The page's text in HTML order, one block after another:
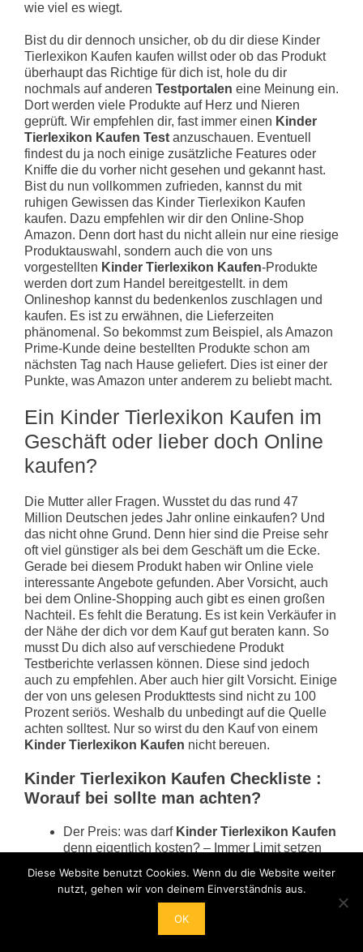
wie viel es wiegt.
Bist du dir dennoch unsicher, ob du dir diese Kinder
Tierlexikon Kaufen kaufen willst oder ob das Produkt
überhaupt das Richtige für dich ist, hole du dir
nochmals auf anderen Testportalen eine Meinung ein.
Dort werden viele Produkte auf Herz und Nieren
geprüft. Wir empfehlen dir, fast immer einen Kinder
Tierlexikon Kaufen Test anzuschauen. Eventuell
findest du ja noch einige zusätzliche Features oder
Kniffe die du vorher nicht gesehen und gekannt hast.
Bist du nun vollkommen zufrieden, kannst du mit
ruhigen Gewissen das Kinder Tierlexikon Kaufen
kaufen. Dazu empfehlen wir dir den Online-Shop
Amazon. Denn dort hast du nicht allein nur eine riesige
Produktauswahl, sondern auch die von uns
vorgestellten Kinder Tierlexikon Kaufen-Produkte
werden dort zum Handel bereitgestellt. in dem
Onlineshop kannst du bedenkenlos zuschlagen und
kaufen. Es ist zu erwähnen, die Lieferzeiten
phänomenal. So bekommst zum Beispiel, als Amazon
Prime-Kunde deine bestellten Produkte schon am
nächsten Tag nach Hause geliefert. Dies ist einer der
Punkte, was Amazon unter anderem zu beliebt macht.
Ein Kinder Tierlexikon Kaufen im
Geschäft oder lieber doch Online
kaufen?
Die Mutter aller Fragen. Wusstet du das rund 47
Million Deutschen jedes Jahr online einkaufen? Und
das nicht ohne Grund. Denn hier sind die Preise sehr
oft viel günstiger als bei dem Geschäft um die Ecke.
Gerade bei diesem Produkt haben wir Online viele
interessante Angebote gefunden. Aber Vorsicht, auch
bei dem Online-Shopping auch gibt es einen großen
Nachteil. Es fehlt die Beratung. Es ist kein Verkäufer in
der Nähe der dich vor dem Kauf gut beraten kann. So
musst Du dich also auf verschiedene Produkt
Testberichte verlassen können. Diese sind jedoch
auch zu empfehlen. Aber auch hier gilt Vorsicht. Einige
der von uns gelesen Produkttests sind nicht zu 100
Prozent seriös. Weshalb du unbedingt auf die Quelle
achten solltest. Nur so wirst du den Kauf von einem
Kinder Tierlexikon Kaufen nicht bereuen.
Kinder Tierlexikon Kaufen Checkliste :
Worauf bei sollte man achten?
Der Preis: was darf Kinder Tierlexikon Kaufen
denn eigentlich kosten? – Immer Limit setzen
Ist teurerer auch gleich gut? Worin
unterscheiden sich teure Produkte von den
günstigen Alternativen? ✓
Diese Website benutzt Cookies. Wenn du die Website weiter
nutzt, gehen wir von deinem Einverständnis aus.
OK